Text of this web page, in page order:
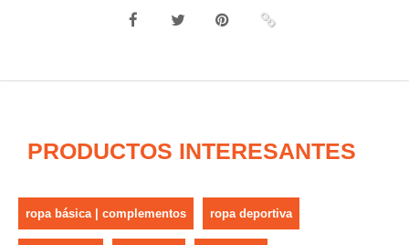
PRODUCTOS INTERESANTES
ropa básica | complementos ropa deportiva